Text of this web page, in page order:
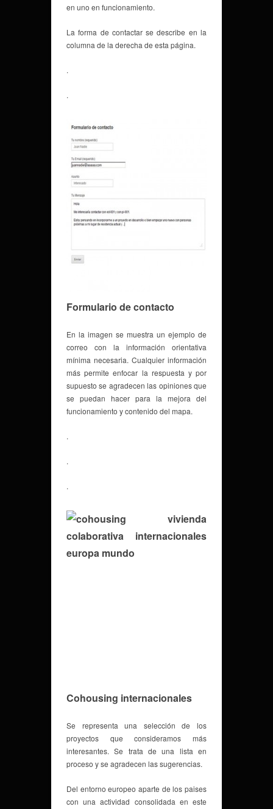
en uno en funcionamiento.
La forma de contactar se describe en la
columna de la derecha de esta página.
.
.
Formulario de contacto
En la imagen se muestra un ejemplo de
correo con la información orientativa
mínima necesaria. Cualquier información
más permite enfocar la respuesta y por
supuesto se agradecen las opiniones que
se puedan hacer para la mejora del
funcionamiento y contenido del mapa.
.
.
.
Cohousing internacionales
Se representa una selección de los
proyectos que consideramos más
interesantes. Se trata de una lista en
proceso y se agradecen las sugerencias.
Del entorno europeo aparte de los paises
con una actividad consolidada en este